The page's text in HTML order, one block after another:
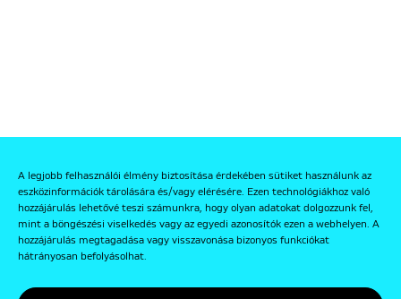
A legjobb felhasználói élmény biztosítása érdekében sütiket használunk az
eszközinformációk tárolására és/vagy elérésére. Ezen technológiákhoz való
hozzájárulás lehetővé teszi számunkra, hogy olyan adatokat dolgozzunk fel,
mint a böngészési viselkedés vagy az egyedi azonosítók ezen a webhelyen. A
hozzájárulás megtagadása vagy visszavonása bizonyos funkciókat
hátrányosan befolyásolhat.